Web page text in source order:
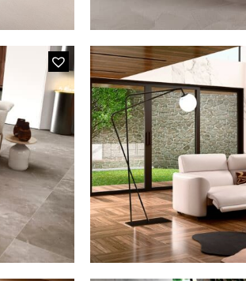
double
L’élément 3
avance/